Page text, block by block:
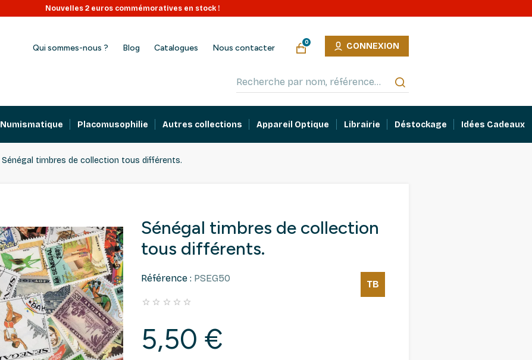
Nouvelles 2 euros commémoratives en stock !
Qui sommes-nous ? Blog Catalogues Nous contacter
0 CONNEXION
Numismatique Placomusophilie Autres collections Appareil Optique Librairie Déstockage Idées Cadeaux
Sénégal timbres de collection tous différents.
Sénégal timbres de collection
tous différents.
Référence : PSEG50
TB
    
5,50 €